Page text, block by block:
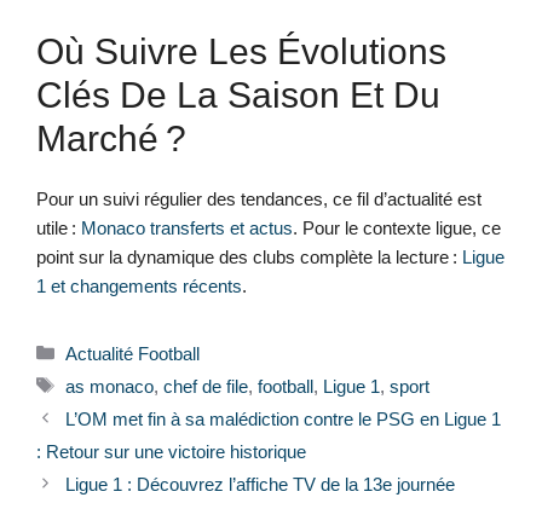
Où Suivre Les Évolutions
Clés De La Saison Et Du
Marché ?
Pour un suivi régulier des tendances, ce fil d’actualité est
utile : Monaco transferts et actus. Pour le contexte ligue, ce
point sur la dynamique des clubs complète la lecture : Ligue
1 et changements récents.
Catégories
Actualité Football
Étiquettes
as monaco, chef de file, football, Ligue 1, sport
L’OM met fin à sa malédiction contre le PSG en Ligue 1
: Retour sur une victoire historique
Ligue 1 : Découvrez l’affiche TV de la 13e journée